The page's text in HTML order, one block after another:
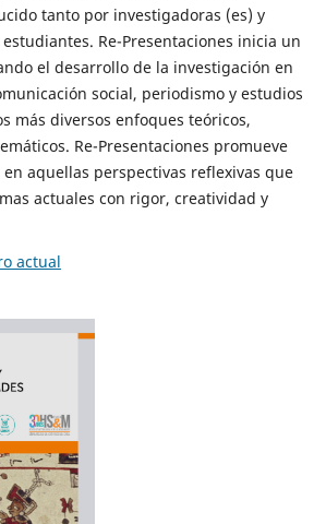
tanto por investigadoras (es) y
Re-Presentaciones inicia un
el desarrollo de la investigación en
social, periodismo y estudios
más diversos enfoques teóricos,
Re-Presentaciones promueve
aquellas perspectivas reflexivas que
actuales con rigor, creatividad y
actual